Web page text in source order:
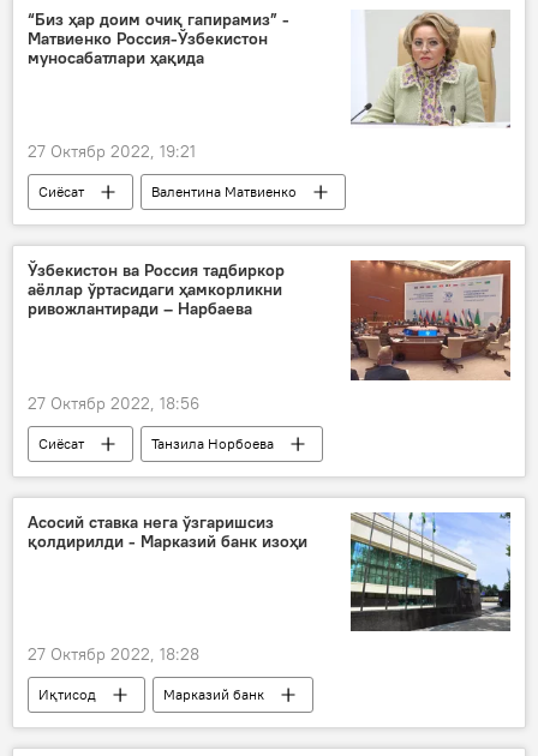
“Биз ҳар доим очиқ гапирамиз” -
Матвиенко Россия-Ўзбекистон
муносабатлари ҳақида
27 Октябр 2022, 19:21
Сиёсат
Валентина Матвиенко
МДҲ
Самарқанд
Ўзбекистон ва Россия тадбиркор
аёллар ўртасидаги ҳамкорликни
ривожлантиради – Нарбаева
27 Октябр 2022, 18:56
Сиёсат
Танзила Норбоева
Самарқанд
МДҲ
сенаторлар
депутатлар
Асосий ставка нега ўзгаришсиз
қолдирилди - Марказий банк изоҳи
27 Октябр 2022, 18:28
Иқтисод
Марказий банк
асосий ставка
кредит валюта